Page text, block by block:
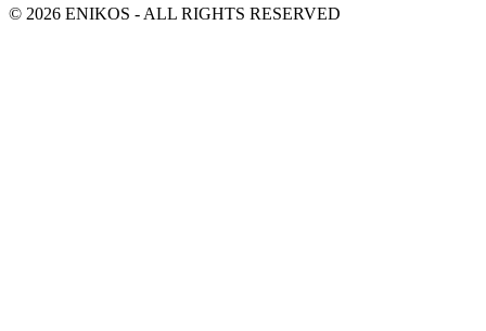
© 2026 ENIKOS - ALL RIGHTS RESERVED